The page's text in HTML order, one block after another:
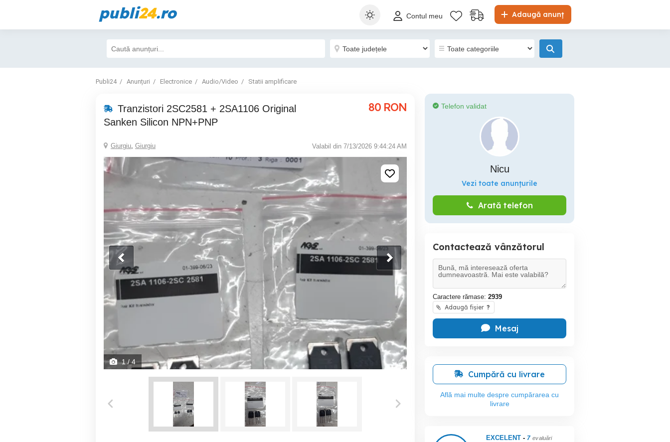
publi24.ro Adaugă anunț
Contul meu
Publi24 Anunțuri Electronice Audio/Video Statii amplificare
Tranzistori 2SC2581 + 2SA1106 Original
Sanken Silicon NPN+PNP
80 RON
Giurgiu, Giurgiu Valabil din 7/13/2026 9:44:24 AM
1/ 4
Telefon validat
Nicu
Vezi toate anunțurile
Arată telefon
Contactează vânzătorul
Caractere rămase: 2939
Adaugă fișier ?
Mesaj
Cumpără cu livrare
Află mai multe despre cumpărarea cu
livrare
EXCELENT- 7 evaluări